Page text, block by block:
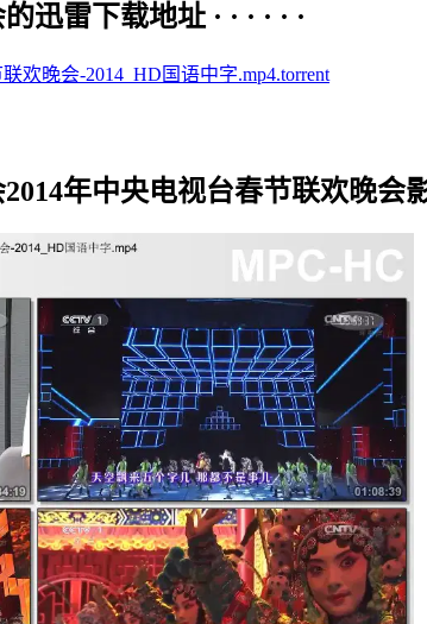
雷下载地址 · · · · · ·
欢晚会-2014_HD国语中字.mp4.torrent
年中央电视台春节联欢晚会影